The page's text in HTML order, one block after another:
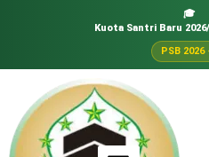
🎓
Kuota Santri Baru
PSB